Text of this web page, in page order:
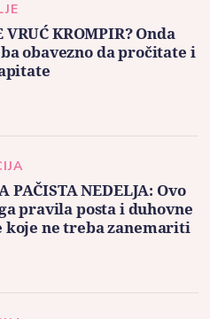
VRUĆ KROMPIR? Onda
obavezno da pročitate i
PAČISTA NEDELJA: Ovo
pravila posta i duhovne
koje ne treba zanemariti